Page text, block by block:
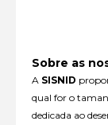
Sobre as
A SISNID
qual for o
dedicada ao